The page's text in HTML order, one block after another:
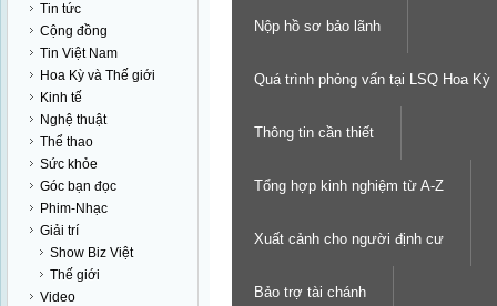
Tin tức
Cộng đồng
Tin Việt Nam
Hoa Kỳ và Thế giới
Kinh tế
Nghệ thuật
Thể thao
Sức khỏe
Góc bạn đọc
Phim-Nhạc
Giải trí
Show Biz Việt
Thế giới
Video
Nộp hồ sơ bảo lãnh
Quá trình phỏng vấn tại LSQ Hoa Kỳ
Thông tin cần thiết
Tổng hợp kinh nghiệm từ A-Z
Xuất cảnh cho người định cư
Bảo trợ tài chánh